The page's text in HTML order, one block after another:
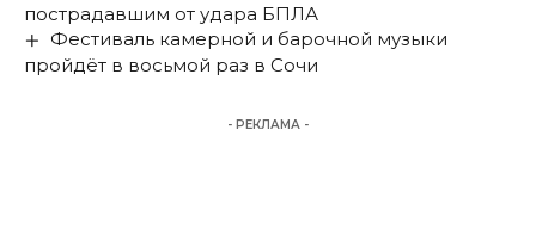
пострадавшим от удара БПЛА
Фестиваль камерной и барочной музыки
пройдёт в восьмой раз в Сочи
- РЕКЛАМА -